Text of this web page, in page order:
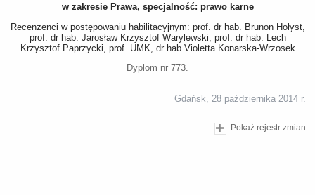
w zakresie Prawa, specjalność: prawo karne
Recenzenci w postępowaniu habilitacyjnym: prof. dr hab. Brunon Hołyst,
prof. dr hab. Jarosław Krzysztof Warylewski, prof. dr hab. Lech
Krzysztof Paprzycki, prof. UMK, dr hab.Violetta Konarska-Wrzosek
Dyplom nr 773.
Gdańsk, 28 października 2014 r.
Pokaż rejestr zmian